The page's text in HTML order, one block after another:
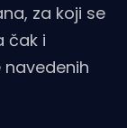
za koji se
čak i